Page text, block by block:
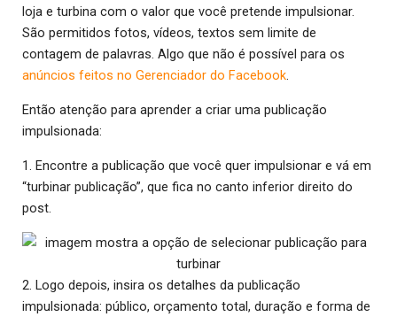
loja e turbina com o valor que você pretende impulsionar.
São permitidos fotos, vídeos, textos sem limite de
contagem de palavras. Algo que não é possível para os
anúncios feitos no Gerenciador do Facebook.
Então atenção para aprender a criar uma publicação
impulsionada:
1. Encontre a publicação que você quer impulsionar e vá em
“turbinar publicação”, que fica no canto inferior direito do
post.
2. Logo depois, insira os detalhes da publicação
impulsionada: público, orçamento total, duração e forma de